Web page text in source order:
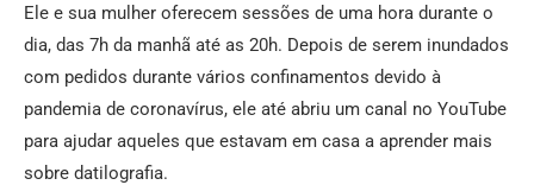
Ele e sua mulher oferecem sessões de uma hora durante o
dia, das 7h da manhã até as 20h. Depois de serem inundados
com pedidos durante vários confinamentos devido à
pandemia de coronavírus, ele até abriu um canal no YouTube
para ajudar aqueles que estavam em casa a aprender mais
sobre datilografia.